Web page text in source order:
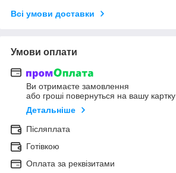
Всі умови доставки
Умови оплати
Ви отримаєте замовлення
або гроші повернуться на вашу картку
Детальніше
Післяплата
Готівкою
Оплата за реквізитами